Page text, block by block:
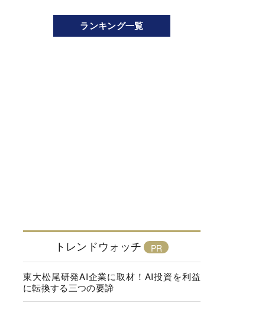
ランキング一覧
トレンドウォッチ
東大松尾研発AI企業に取材！AI投資を利益
に転換する三つの要諦